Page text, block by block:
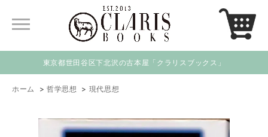
東京都世田谷区下北沢の古本屋「クラリスブックス」
ホーム > 哲学思想 > 現代思想